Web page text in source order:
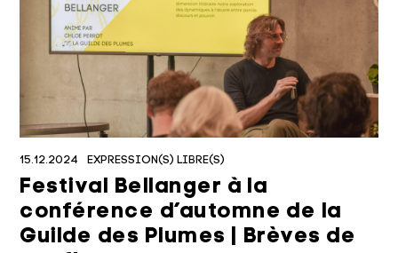
15.12.2024 EXPRESSION(S) LIBRE(S)
Festival Bellanger à la
conférence d’automne de la
Guilde des Plumes | Brèves de